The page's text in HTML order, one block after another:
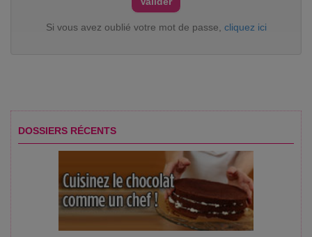
Si vous avez oublié votre mot de passe, cliquez ici
DOSSIERS RÉCENTS